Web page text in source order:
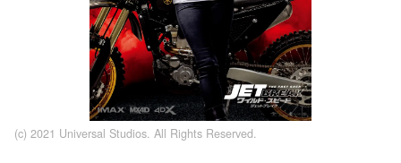
(c) 2021 Universal Studios. All Rights Reserved.